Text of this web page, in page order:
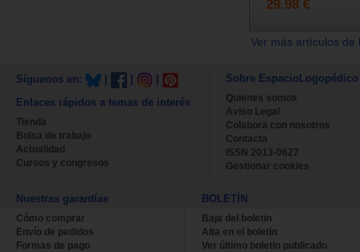
29.98 €
Ver más artículos
Síguenos en:
Enlaces rápidos a temas de interés
Tienda
Bolsa de trabajo
Actualidad
Cursos y congresos
Sobre EspacioLogopédico
Quienes somos
Aviso Legal
Colabora con nosotros
Contacta
ISSN 2013-0627
Gestionar cookies
Nuestras garantías
Cómo comprar
Envío de pedidos
Formas de pago
BOLETÍN
Baja del boletin
Alta en el boletin
Ver último boletin publicado